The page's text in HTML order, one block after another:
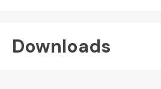
Downloads